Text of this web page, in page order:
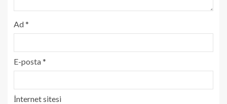
Ad*
E-posta*
İnternet sitesi